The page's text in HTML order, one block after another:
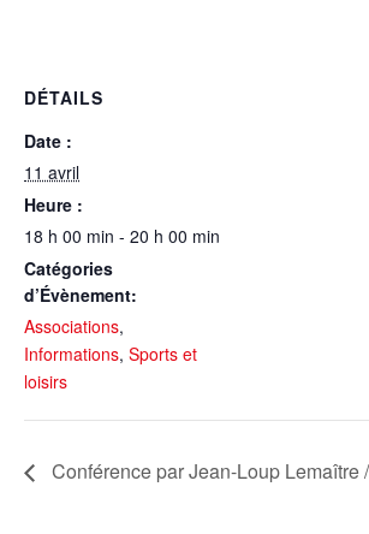
DÉTAILS
Date :
11 avril
Heure :
18 h 00 min - 20 h 00 min
Catégories
d’Évènement:
Associations,
Informations, Sports et
loisirs
Conférence par Jean-Loup